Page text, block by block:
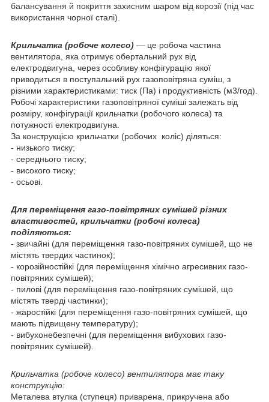
балансування й покриття захисним шаром від корозії (під час
використання чорної сталі).
Крильчатка (робоче колесо) — це робоча частина
вентилятора, яка отримує обертальний рух від
електродвигуна, через особливу конфігурацію якої
приводиться в поступальний рух газоповітряна суміш, з
різними характеристиками: тиск (Па) і продуктивність (м3/год).
Робочі характеристики газоповітряної суміші залежать від
розміру, конфігурації крильчатки (робочого колеса) та
потужності електродвигуна.
За конструкцією крильчатки (робочих коліс) діляться:
- низького тиску;
- середнього тиску;
- високого тиску;
- осьові.
Для переміщення газо-повітряних сумішей різних
властивостей, крильчатки (робочі колеса)
поділяються:
- звичайні (для переміщення газо-повітряних сумішей, що не
містять твердих частинок);
- корозійностійкі (для переміщення хімічно агресивних газо-
повітряних сумішей);
- пилові (для переміщення газо-повітряних сумішей, що
містять тверді частинки);
- жаростійкі (для переміщення газо-повітряних сумішей, що
мають підвищену температуру);
- вибухонебезпечні (для переміщення вибухових газо-
повітряних сумішей).
Крильчатка (робоче колесо) вентилятора має таку
конструкцію:
Металева втулка (ступеця) приварена, прикручена або